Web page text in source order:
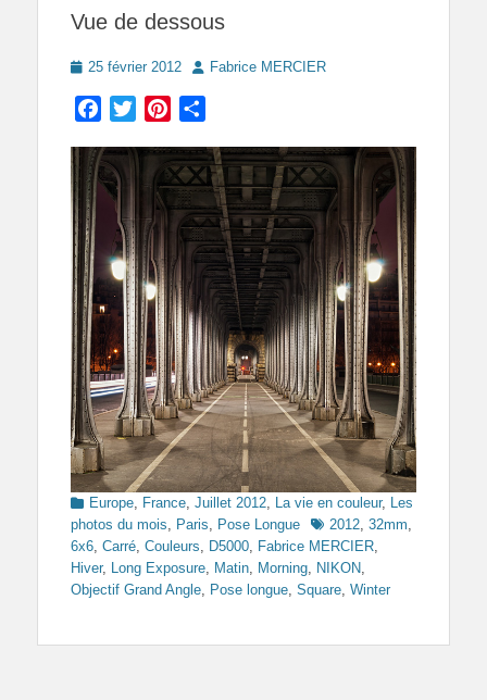
Vue de dessous
Posted
25 février 2012 AuthorFabrice MERCIER
Facebook
TwitterPinterest
Categories
Europe France Juillet 2012 La vie en couleur, Les
photos du mois
Paris Pose Longue Tags2012 32mm
6x6 Carré Couleurs D5000 Fabrice MERCIER
Hiver, Long Exposure Matin Morning NIKON
Objectif Grand Angle Pose longue Square Winter